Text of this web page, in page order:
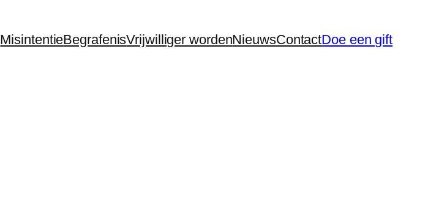
MisintentieBegrafenisVrijwilliger wordenNieuwsContactDoe een gift